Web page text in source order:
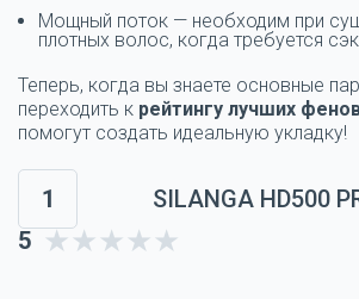
Мощный поток — необходим при
плотных волос, когда требуется
Теперь, когда вы знаете основные
переходить к рейтингу лучших
помогут создать идеальную укладку!
1
SILANGA HD500
5